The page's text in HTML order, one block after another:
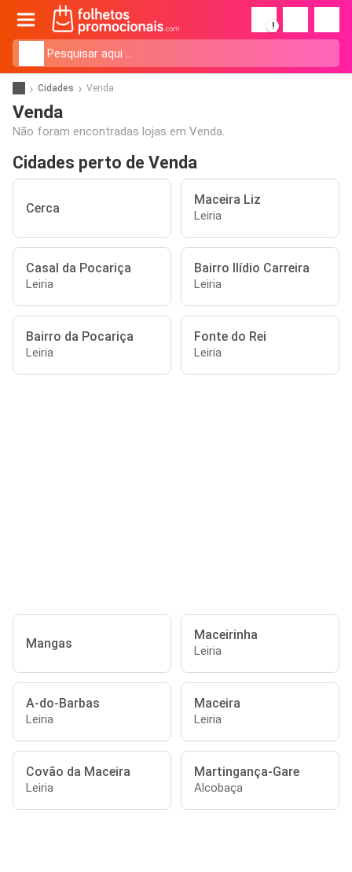
!
Cidades Venda
Venda
Não foram encontradas lojas em Venda.
Cidades perto de Venda
Cerca
Maceira Liz
Leiria
Casal da Pocariça
Leiria
Bairro Ilídio Carreira
Leiria
Bairro da Pocariça
Leiria
Fonte do Rei
Leiria
Mangas
Maceirinha
Leiria
A-do-Barbas
Leiria
Maceira
Leiria
Covão da Maceira
Leiria
Martingança-Gare
Alcobaça